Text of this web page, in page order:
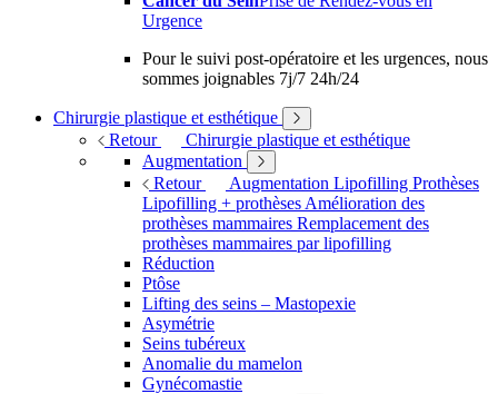
Urgence
Pour le suivi post-opératoire et les urgences, nous
sommes joignables 7j/7 24h/24
Chirurgie plastique et esthétique
Retour
Chirurgie plastique et esthétique
Augmentation
Retour
Augmentation Lipofilling Prothèses
Lipofilling + prothèses Amélioration des
prothèses mammaires Remplacement des
prothèses mammaires par lipofilling
Réduction
Ptôse
Lifting des seins – Mastopexie
Asymétrie
Seins tubéreux
Anomalie du mamelon
Gynécomastie